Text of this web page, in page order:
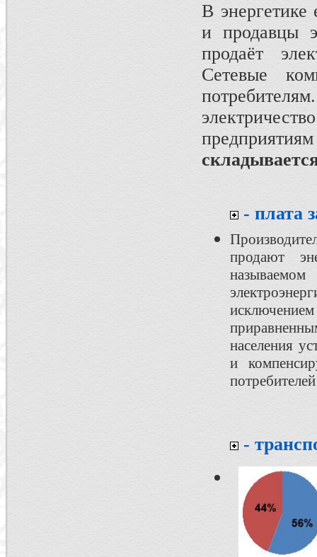
В энергетике
и продавцы
продаёт
Сетевые
- плата
продают
населения
и
потребителей
-